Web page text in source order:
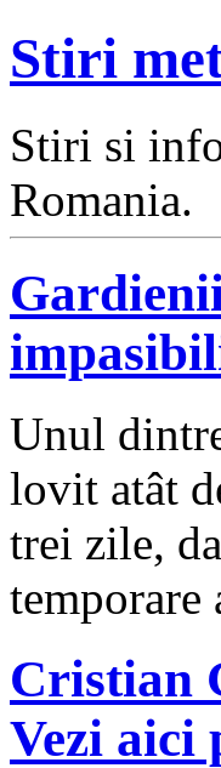
Stiri
Stiri si
Romania.
Unul
lovit atât
trei zile,
Cristian
Vezi aici